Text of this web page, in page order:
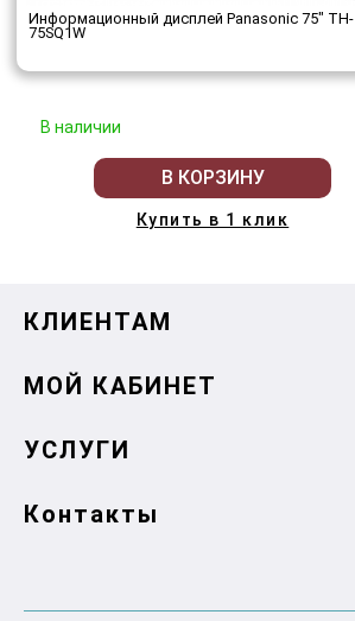
Информационный дисплей Panasonic 75" TH-
75SQ1W
В наличии
В КОРЗИНУ
Купить в 1 клик
КЛИЕНТАМ
МОЙ КАБИНЕТ
УСЛУГИ
Контакты